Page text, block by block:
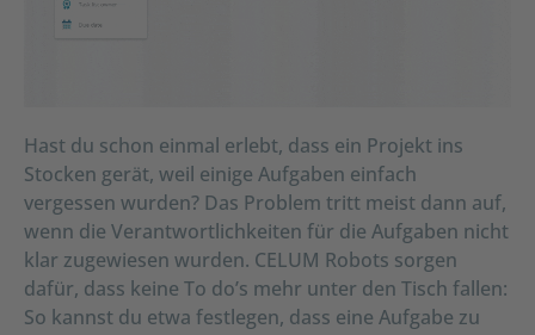
Hast du schon einmal erlebt, dass ein Projekt ins
Stocken gerät, weil einige Aufgaben einfach
vergessen wurden? Das Problem tritt meist dann auf,
wenn die Verantwortlichkeiten für die Aufgaben nicht
klar zugewiesen wurden. CELUM Robots sorgen
dafür, dass keine To do’s mehr unter den Tisch fallen:
So kannst du etwa festlegen, dass eine Aufgabe zu